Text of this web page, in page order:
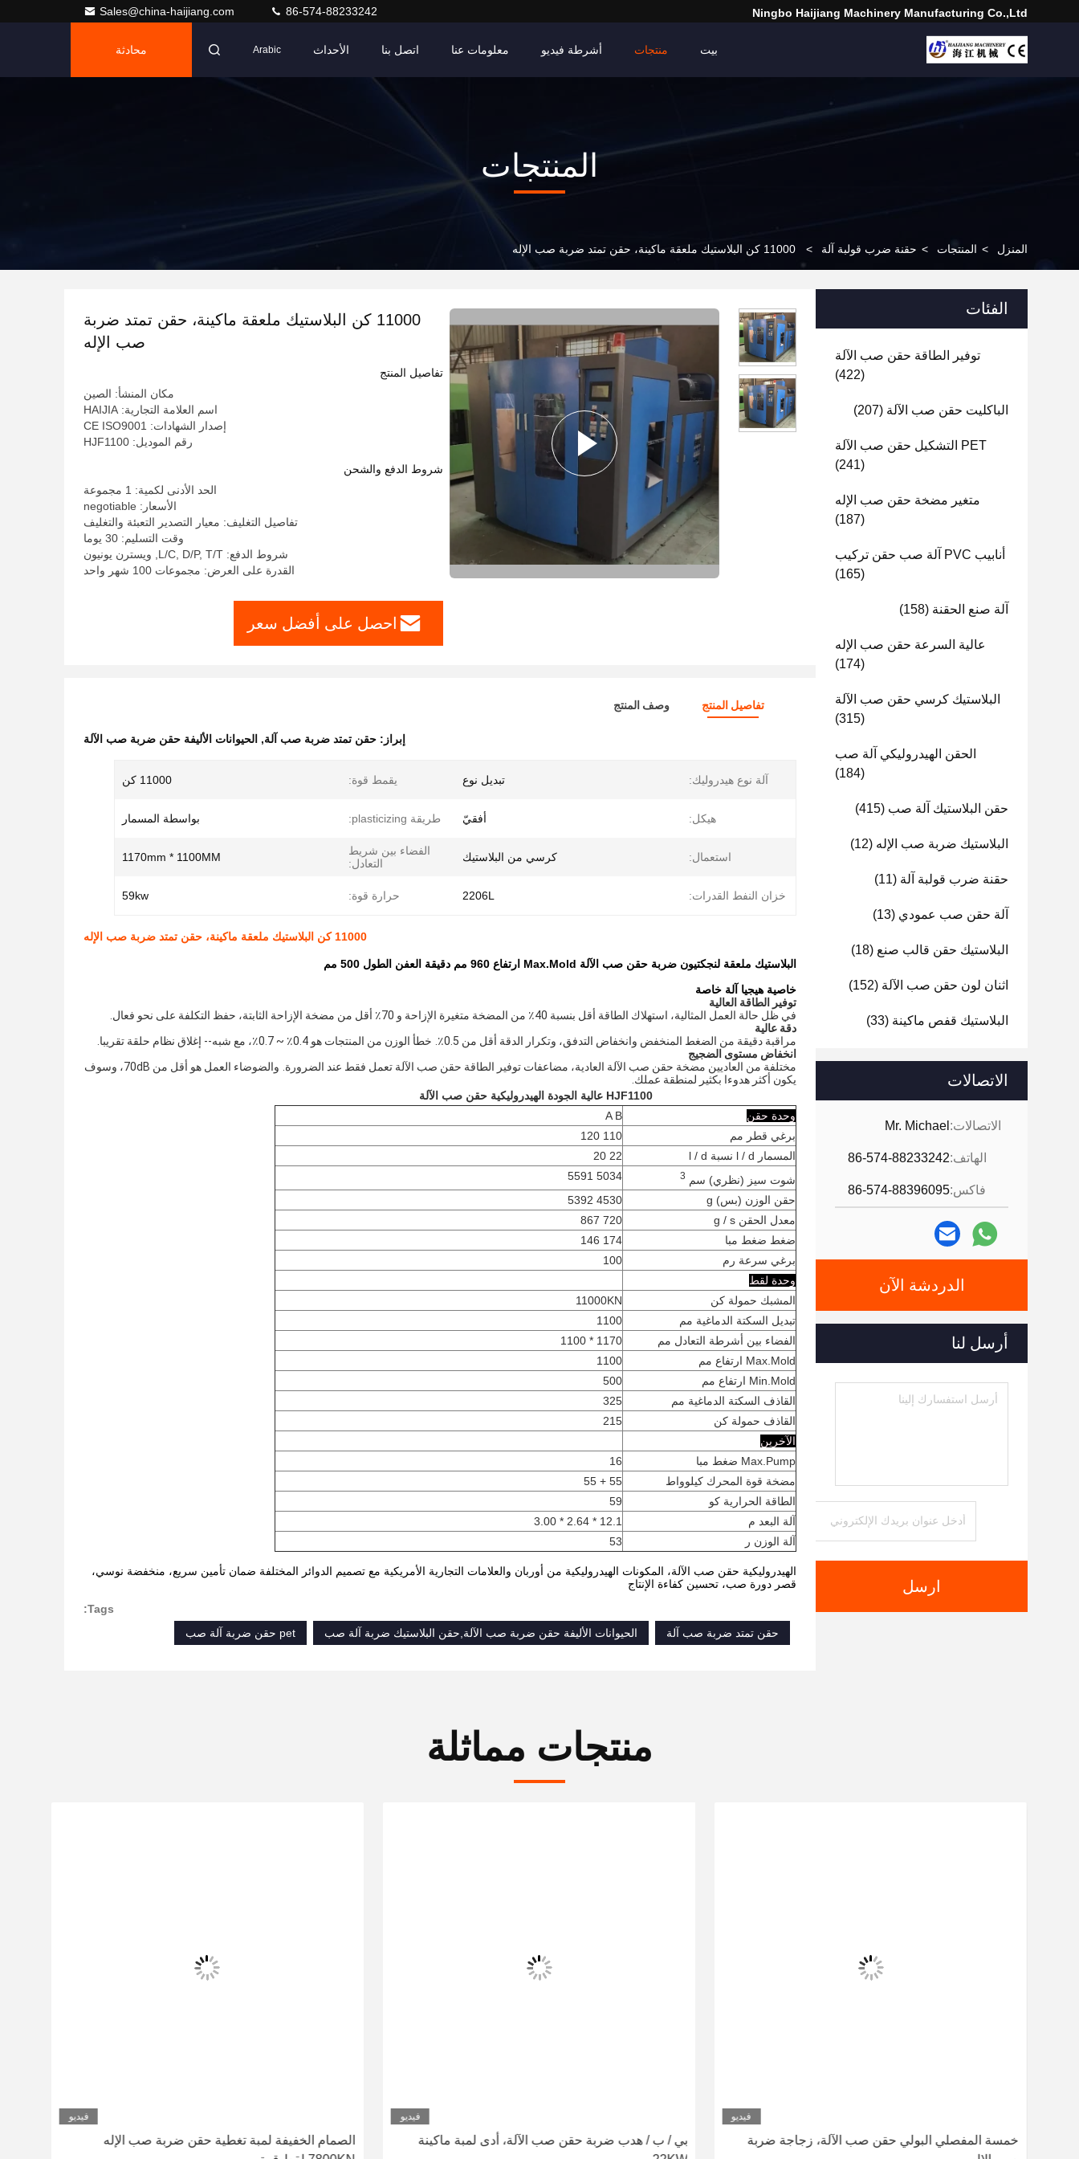
Ningbo Haijiang Machinery Manufacturing Co.,Ltd
Sales@china-haijiang.com 86-574-88233242
بيت منتجات أشرطة فيديو معلومات عنا اتصل بنا الأحداث Arabic محادثة
المنتجات
المنزل > المنتجات > حقنة ضرب قولبة آلة > 11000 كن البلاستيك ملعقة ماكينة، حقن تمتد ضربة صب الإله
الفئات
توفير الطاقة حقن صب الآلة
(422)
الباكليت حقن صب الآلة (207)
PET التشكيل حقن صب الآلة
(241)
متغير مضخة حقن صب الإله
(187)
أنابيب PVC آلة صب حقن تركيب
(165)
آلة صنع الحقنة (158)
عالية السرعة حقن صب الإله
(174)
البلاستيك كرسي حقن صب الآلة
(315)
الحقن الهيدروليكي آلة صب
(184)
حقن البلاستيك آلة صب (415)
البلاستيك ضربة صب الإله (12)
حقنة ضرب قولبة آلة (11)
آلة حقن صب عمودي (13)
البلاستيك حقن قالب صنع (18)
اثنان لون حقن صب الآلة (152)
البلاستيك قفص ماكينة (33)
الاتصالات
الاتصالات: Mr. Michael
الهاتف:86-574-88233242
فاكس:86-574-88396095
الدردشة الآن
أرسل لنا
ارسل
11000 كن البلاستيك ملعقة ماكينة، حقن تمتد ضربة
صب الإله
تفاصيل المنتج
مكان المنشأ: الصين
اسم العلامة التجارية: HAIJIA
إصدار الشهادات: CE ISO9001
رقم الموديل: HJF1100
شروط الدفع والشحن
الحد الأدنى لكمية: 1 مجموعة
الأسعار: negotiable
تفاصيل التغليف: معيار التصدير التعبئة والتغليف
وقت التسليم: 30 يوما
شروط الدفع: L/C, D/P, T/T, ويسترن يونيون
القدرة على العرض: مجموعات 100 شهر واحد
احصل على أفضل سعر
تفاصيل المنتج وصف المنتج
إبراز: حقن تمتد ضربة صب آلة, الحيوانات الأليفة حقن ضربة صب الآلة
آلة نوع هيدروليك: تبديل نوع يقمط قوة: 11000 كن
هيكل: أفقيّ طريقة plasticizing: بواسطة المسمار
استعمال: كرسي من البلاستيك
الفضاء بين شريط
التعادل:
1170mm * 1100MM
خزان النفط القدرات: 2206L حرارة قوة: 59kw
11000 كن البلاستيك ملعقة ماكينة، حقن تمتد ضربة صب الإله
البلاستيك ملعقة لنجكتيون ضربة حقن صب الآلة Max.Mold ارتفاع 960 مم دقيقة العفن الطول 500 مم
خاصية هيجيا آلة خاصة
توفير الطاقة العالية
في ظل حالة العمل المثالية، استهلاك الطاقة أقل بنسبة 40٪ من المضخة متغيرة الإزاحة و 70٪ أقل من مضخة الإزاحة الثابتة، حفظ التكلفة على نحو فعال.
دقة عالية
مراقبة دقيقة من الضغط المنخفض وانخفاض التدفق، وتكرار الدقة أقل من 0.5٪.
خطأ الوزن من المنتجات هو 0.4٪ ~ 0.7٪، مع شبه-- إغلاق نظام حلقة تقريبا.
انخفاض مستوى الضجيج
مختلفة من العاديين مضخة حقن صب الآلة العادية، مضاعفات توفير الطاقة حقن صب الآلة تعمل فقط عند الضرورة.
والضوضاء العمل هو أقل من 70dB، وسوف
يكون أكثر هدوءا بكثير لمنطقة عملك.
HJF1100 عالية الجودة
الهيدروليكية حقن صب الآلة
وحدة حقن
A B
برغي قطر مم
110 120
المسمار l / d نسبة l / d
22 20
شوت سيز (نظري) سم 3
5034 5591
حقن الوزن (بس) g
4530 5392
معدل الحقن g / s
720 867
ضغط ضغط مبا
174 146
برغي سرعة رم
100
وحدة لقط
المشبك حمولة كن
11000KN
تبديل السكتة الدماغية مم
1100
الفضاء بين أشرطة التعادل مم
1170 * 1100
Max.Mold ارتفاع مم
1100
Min.Mold ارتفاع مم
500
القاذف السكتة الدماغية مم
325
القاذف حمولة كن
215
الآخرين
Max.Pump ضغط مبا
16
مضخة قوة المحرك كيلوواط
55 + 55
الطاقة الحرارية كو
59
آلة البعد م
12.1 * 2.64 * 3.00
آلة الوزن ر
53
الهيدروليكية حقن صب الآلة، المكونات الهيدروليكية من أوربان والعلامات التجارية الأمريكية مع تصميم الدوائر المختلفة ضمان تأمين سريع، منخفضة نوسي،
قصر دورة صب، تحسين كفاءة الإنتاج
Tags:
حقن تمتد ضربة صب آلة
الحيوانات الأليفة حقن ضربة صب الآلة,حقن البلاستيك ضربة آلة صب pet حقن ضربة آلة صب
منتجات مماثلة
فيديو
خمسة المفصلي البولي حقن صب الآلة، زجاجة ضربة
فيديو
بي / ب / هدب ضربة حقن صب الآلة، أدى لمبة ماكينة
فيديو
الصمام الخفيفة لمبة تغطية حقن ضربة صب الإله